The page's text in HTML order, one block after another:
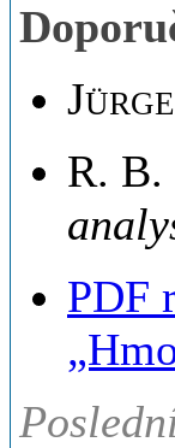
R.
PDF